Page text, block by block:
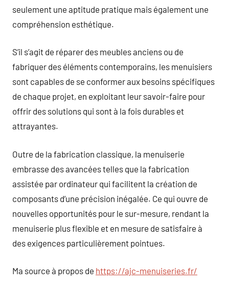
seulement une aptitude pratique mais également une
compréhension esthétique.
S’il s’agit de réparer des meubles anciens ou de
fabriquer des éléments contemporains, les menuisiers
sont capables de se conformer aux besoins spécifiques
de chaque projet, en exploitant leur savoir-faire pour
offrir des solutions qui sont à la fois durables et
attrayantes.
Outre de la fabrication classique, la menuiserie
embrasse des avancées telles que la fabrication
assistée par ordinateur qui facilitent la création de
composants d’une précision inégalée. Ce qui ouvre de
nouvelles opportunités pour le sur-mesure, rendant la
menuiserie plus flexible et en mesure de satisfaire à
des exigences particulièrement pointues.
Ma source à propos de https://ajc-menuiseries.fr/